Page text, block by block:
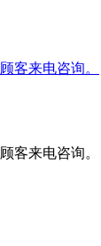
客来电咨询。
客来电咨询。